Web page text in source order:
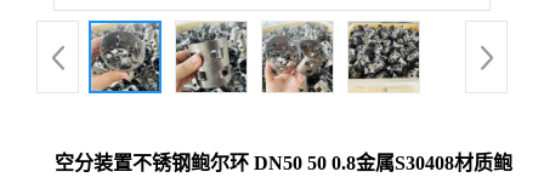
空分装置不锈钢鲍尔环 DN50 50 0.8金属S30408材质鲍